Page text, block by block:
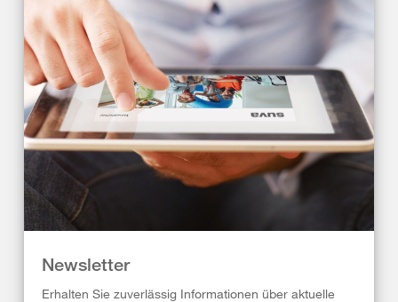
Newsletter
Erhalten Sie zuverlässig Informationen über aktuelle